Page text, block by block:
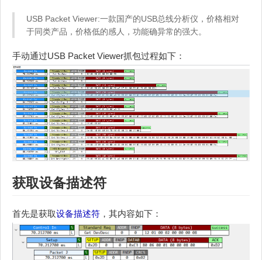
USB Packet Viewer:一款国产的USB总线分析仪，价格相对
于同类产品，价格低的感人，功能确异常的强大。
手动通过USB Packet Viewer抓包过程如下：
获取设备描述符
首先是获取设备描述符 ，其内容如下：